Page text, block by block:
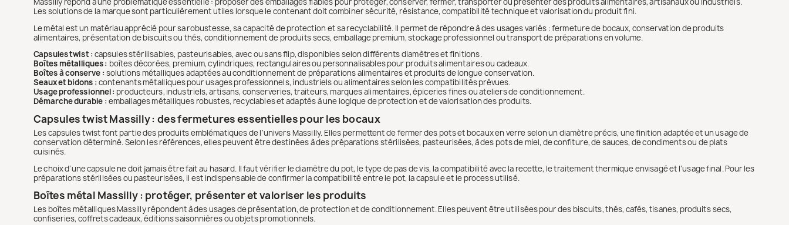
Les solutions de la marque sont particulièrement utiles lorsque le contenant doit combiner sécurité, résistance, compatibilité technique et valorisation du produit fini.
Le métal est un matériau apprécié pour sa robustesse, sa capacité de protection et sa recyclabilité. Il permet de répondre à des usages variés : fermeture de bocaux, conservation de produits
alimentaires, présentation de biscuits ou thés, conditionnement de produits secs, emballage premium, stockage professionnel ou transport de préparations en volume.
Capsules twist :capsules stérilisables, pasteurisables, avec ou sans flip, disponibles selon différents diamètres et finitions.
Boîtes métalliques : boîtes décorées, premium, cylindriques, rectangulaires ou personnalisables pour produits alimentaires ou cadeaux.
Boîtes à conserve :solutions métalliques adaptées au conditionnement de préparations alimentaires et produits de longue conservation.
Seaux et bidons :contenants métalliques pour usages professionnels, industriels ou alimentaires selon les compatibilités prévues.
Usage professionnel : producteurs, industriels, artisans, conserveries, traiteurs, marques alimentaires, épiceries fines ou ateliers de conditionnement.
Démarche durable :emballages métalliques robustes, recyclables et adaptés à une logique de protection et de valorisation des produits.
Capsules twist Massilly : des fermetures essentielles pour les bocaux
Les capsules twist font partie des produits emblématiques de l’univers Massilly. Elles permettent de fermer des pots et bocaux en verre selon un diamètre précis, une finition adaptée et un usage de
conservation déterminé. Selon les références, elles peuvent être destinées à des préparations stérilisées, pasteurisées, à des pots de miel, de confiture, de sauces, de condiments ou de plats
cuisinés.
Le choix d’une capsule ne doit jamais être fait au hasard. Il faut vérifier le diamètre du pot, le type de pas de vis, la compatibilité avec la recette, le traitement thermique envisagé et l’usage final. Pour les
préparations stérilisées ou pasteurisées, il est indispensable de confirmer la compatibilité entre le pot, la capsule et le process utilisé.
Boîtes métal Massilly : protéger, présenter et valoriser les produits
Les boîtes métalliques Massilly répondent à des usages de présentation, de protection et de conditionnement. Elles peuvent être utilisées pour des biscuits, thés, cafés, tisanes, produits secs,
confiseries, coffrets cadeaux, éditions saisonnières ou objets promotionnels.